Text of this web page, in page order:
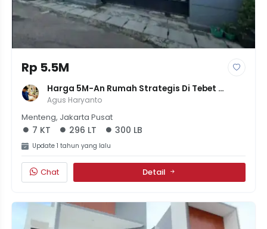
Rp 5.5M
Harga 5M-An Rumah Strategis Di Tebet
Menteng Jakarta Pusat Surat SHM
Agus Haryanto
Menteng, Jakarta Pusat
7 KT 296 LT 300 LB
Update 1 tahun yang lalu
Chat Detail